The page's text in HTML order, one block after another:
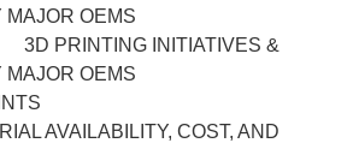
MAJOR OEMS
INITIATIVES &
MAJOR OEMS
COST, AND